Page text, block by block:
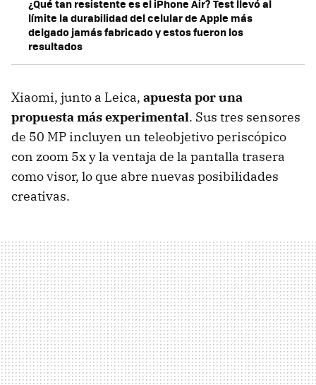
¿Qué tan resistente es el iPhone Air? Test llevó al
límite la durabilidad del celular de Apple más
delgado jamás fabricado y estos fueron los
resultados
Xiaomi, junto a Leica, apuesta por una
propuesta más experimental. Sus tres sensores
de 50 MP incluyen un teleobjetivo periscópico
con zoom 5x y la ventaja de la pantalla trasera
como visor, lo que abre nuevas posibilidades
creativas.